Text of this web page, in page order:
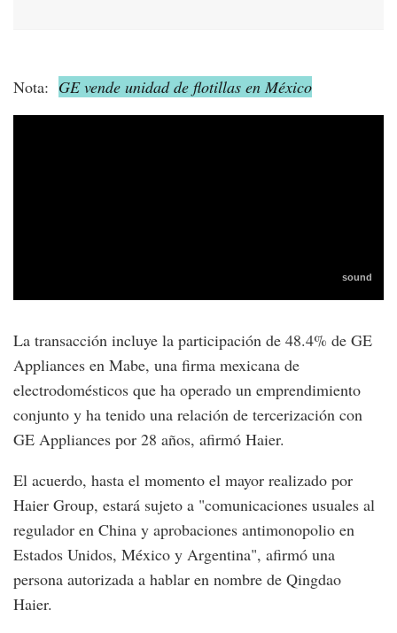
Nota: GE vende unidad de flotillas en México
La transacción incluye la participación de 48.4% de GE
Appliances en Mabe, una firma mexicana de
electrodomésticos que ha operado un emprendimiento
conjunto y ha tenido una relación de tercerización con
GE Appliances por 28 años, afirmó Haier.
El acuerdo, hasta el momento el mayor realizado por
Haier Group, estará sujeto a "comunicaciones usuales al
regulador en China y aprobaciones antimonopolio en
Estados Unidos, México y Argentina", afirmó una
persona autorizada a hablar en nombre de Qingdao
Haier.